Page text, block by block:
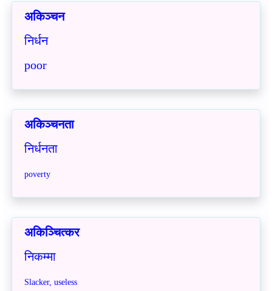
अकिञ्चन
निर्धन
poor
अकिञ्चनता
निर्धनता
poverty
अकिञ्चित्कर
निकम्मा
Slacker, useless